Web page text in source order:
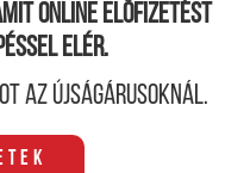
online előfizetést
elér.
az újságárusoknál.